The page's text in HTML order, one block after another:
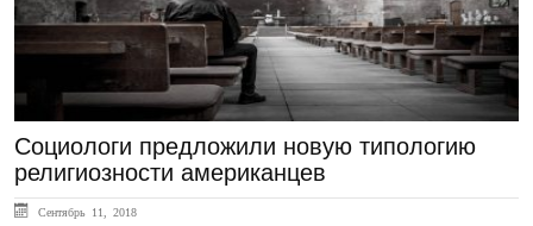
Социологи предложили новую типологию
религиозности американцев
Сентябрь 11, 2018